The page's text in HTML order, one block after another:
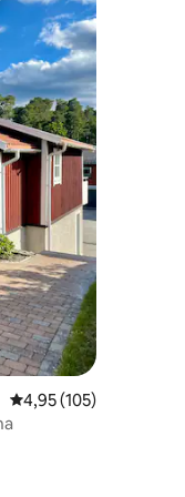
: 4,81 sur 5
Évaluation moyenne
4,95 (105)